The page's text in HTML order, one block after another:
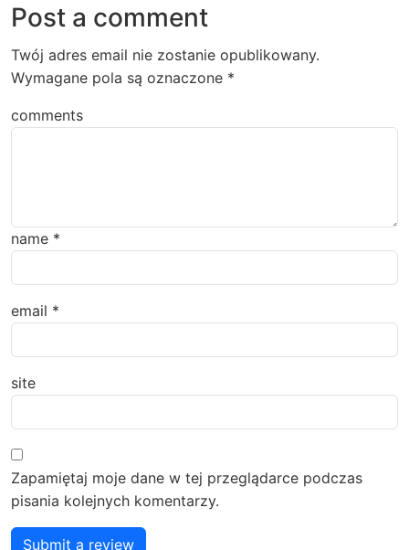
Post a comment
Twój adres email nie zostanie opublikowany.
Wymagane pola są oznaczone *
comments
name *
email *
site
Zapamiętaj moje dane w tej przeglądarce podczas
pisania kolejnych komentarzy.
Submit a review